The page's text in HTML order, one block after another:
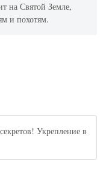
на Святой Земле,
и похотям.
Укрепление в